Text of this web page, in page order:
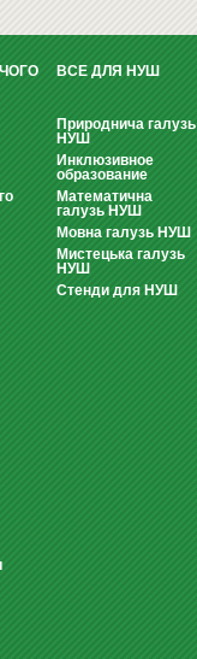
ВСЕ ДЛЯ НУШ
Природнича галузь
НУШ
Инклюзивное
образование
Математична
галузь НУШ
Мовна галузь НУШ
Мистецька галузь
НУШ
Стенди для НУШ